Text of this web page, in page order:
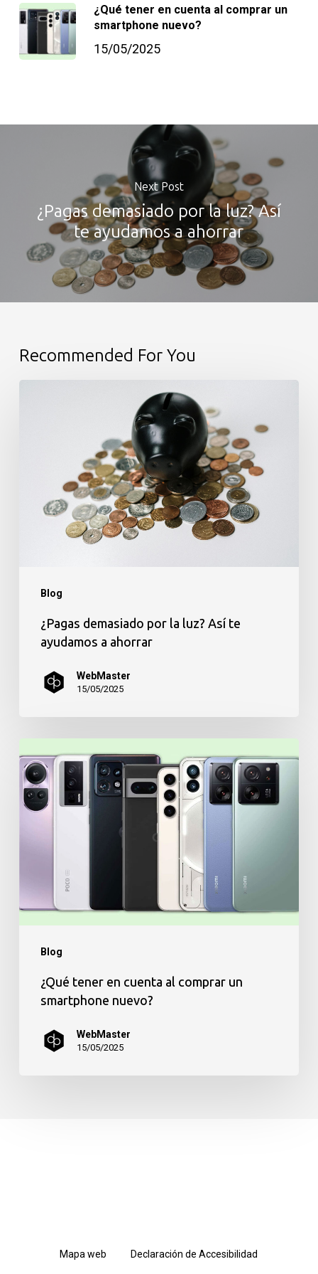
¿Qué tener en cuenta al comprar un
smartphone nuevo?
15/05/2025
Next Post
¿Pagas demasiado por la luz? Así
te ayudamos a ahorrar
Recommended For You
Blog
ahorrar
¿Pagas demasiado por la luz? Así te
ayudamos a ahorrar
WebMaster
15/05/2025
Blog
tener
en
cuenta
smartphone
nuevo?
¿Qué tener en cuenta al comprar un
smartphone nuevo?
WebMaster
15/05/2025
Mapa web Declaración de Accesibilidad